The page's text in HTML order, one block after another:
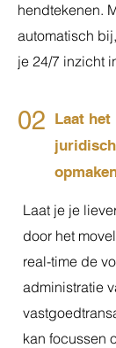
hendtekenen.
automatisch
je 24/7 inzicht
02 Laat
Laat je je
door het
real-time de
administratie
kan focussen